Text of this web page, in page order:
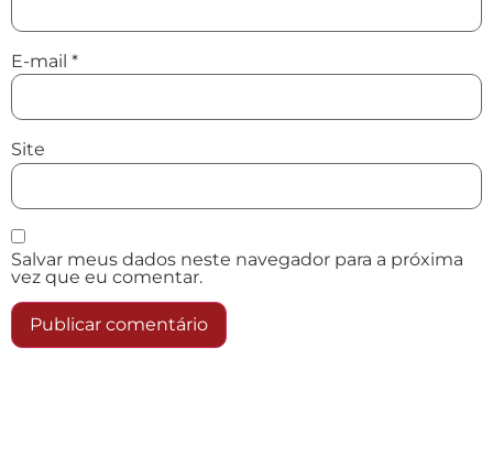
E-mail *
Site
Salvar meus dados neste navegador para a próxima
vez que eu comentar.